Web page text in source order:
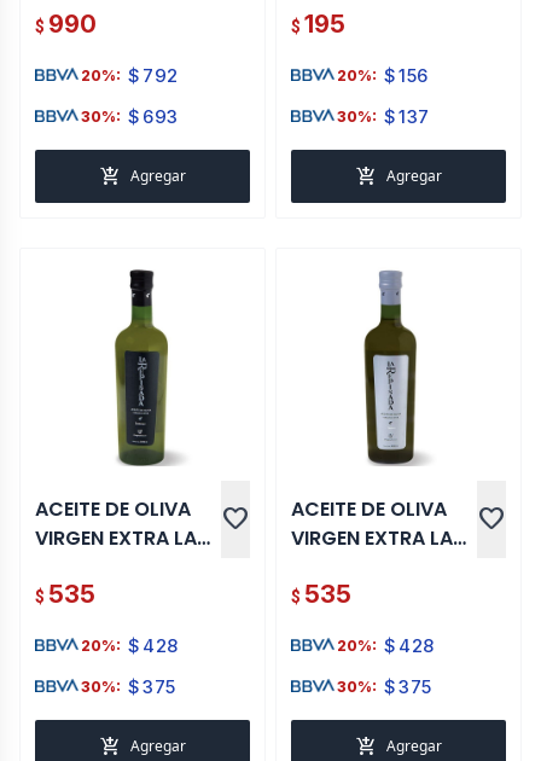
$ 990
20%: $ 792
30%: $ 693
add_shopping_cart Agregar
$ 195
20%: $156
30%: $137
add_shopping_cart Agregar
ACEITE DE OLIVA
VIRGEN EXTRA LA
500 ML
favorite
$ 535
20%: $ 428
30%: $375
add_shopping_cart Agregar
ACEITE DE OLIVA
VIRGEN EXTRA LA
500 ML
favorite
$ 535
20%: $ 428
30%: $375
add_shopping_cart Agregar